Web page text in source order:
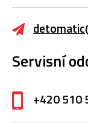
Servisní
+420 510